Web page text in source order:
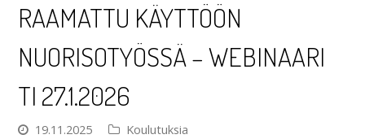
RAAMATTU KÄYTTÖÖN
NUORISOTYÖSSÄ – WEBINAARI
TI 27.1.2026
19.11.2025 Koulutuksia